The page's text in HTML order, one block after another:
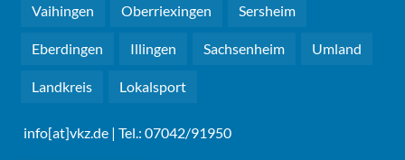
Vaihingen Oberriexingen Sersheim
Eberdingen Illingen Sachsenheim Umland
Landkreis Lokalsport
info[at]vkz.de | Tel.: 07042/91950